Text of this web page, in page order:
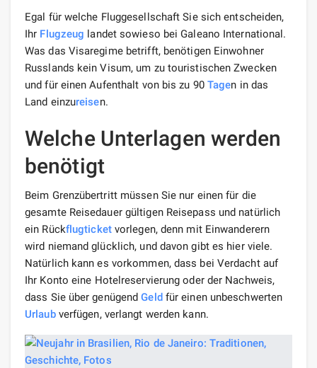
Egal für welche Fluggesellschaft Sie sich entscheiden,
Ihr Flugzeug landet sowieso bei Galeano International.
Was das Visaregime betrifft, benötigen Einwohner
Russlands kein Visum, um zu touristischen Zwecken
und für einen Aufenthalt von bis zu 90 Tagen in das
Land einzureisen.
Welche Unterlagen werden
benötigt
Beim Grenzübertritt müssen Sie nur einen für die
gesamte Reisedauer gültigen Reisepass und natürlich
ein Rückflugticketvorlegen, denn mit Einwanderern
wird niemand glücklich, und davon gibt es hier viele.
Natürlich kann es vorkommen, dass bei Verdacht auf
Ihr Konto eine Hotelreservierung oder der Nachweis,
dass Sie über genügendGeldfür einen unbeschwerten
Urlaubverfügen, verlangt werden kann.